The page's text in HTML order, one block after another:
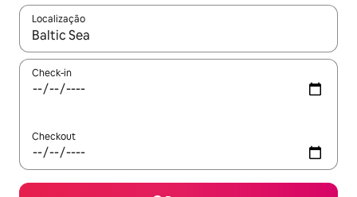
Localização
Quando os resultados estiverem disponíveis, explore-os
Check-in
Checkout